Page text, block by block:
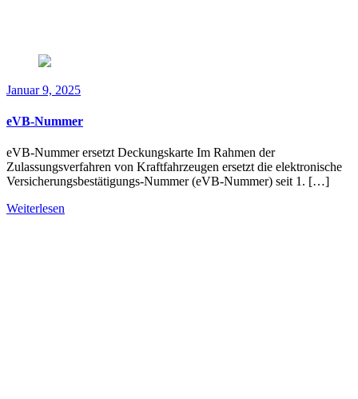
Januar 9, 2025
eVB-Nummer
eVB-Nummer ersetzt Deckungskarte Im Rahmen der
Zulassungsverfahren von Kraftfahrzeugen ersetzt die elektronische
Versicherungsbestätigungs-Nummer (eVB-Nummer) seit 1. […]
Weiterlesen